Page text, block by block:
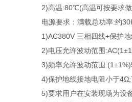
2)高温:80℃(高温可按要求
电源要求：满载总功率:约
1)AC380V 三相四线+保护地
2)电压允许波动范围
3)频率允许波动范围
4)保护地线接地电阻小于
5)要求用户在安装现场为设